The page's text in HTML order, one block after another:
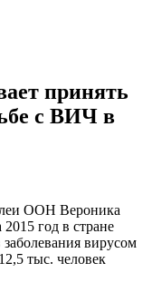
принять
с ВИЧ в
ООН Вероника
год в стране
вирусом
тыс. человек